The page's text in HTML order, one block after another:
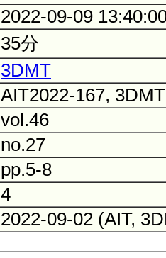
2022-09-09
35分
3DMT
AIT2022-167,
vol.46
no.27
pp.5-8
4
2022-09-02 (AIT,